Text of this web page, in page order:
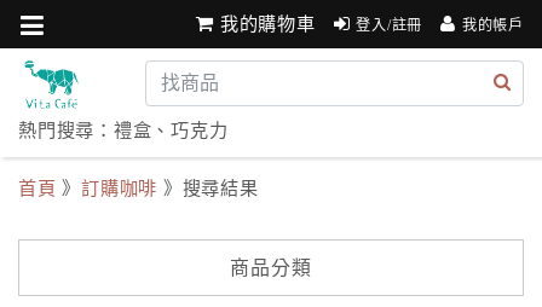
我的購物車 登入/註冊 我的帳戶
首頁 》訂購咖啡 》搜尋結果
熱門搜尋： 禮盒 、巧克力
商品分類